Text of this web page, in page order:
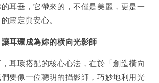
耳垂，它帶來的，不僅是美麗，更是一
篤定與安心。
耳環成為妳的橫向光影師
耳環搭配的核心心法，在於「創造橫向
要像一位聰明的攝影師，巧妙地利用光